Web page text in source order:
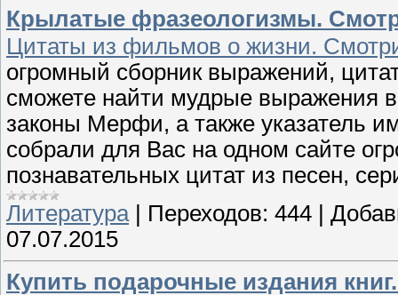
Крылатые фразеологизмы.
Цитаты из фильмов о жизни.
огромный сборник выражений,
сможете найти мудрые выражения
законы Мерфи, а также указатель
собрали для Вас на одном сайте
познавательных цитат из песен,
Литература| Переходов: 444
07.07.2015
Купить подарочные издания